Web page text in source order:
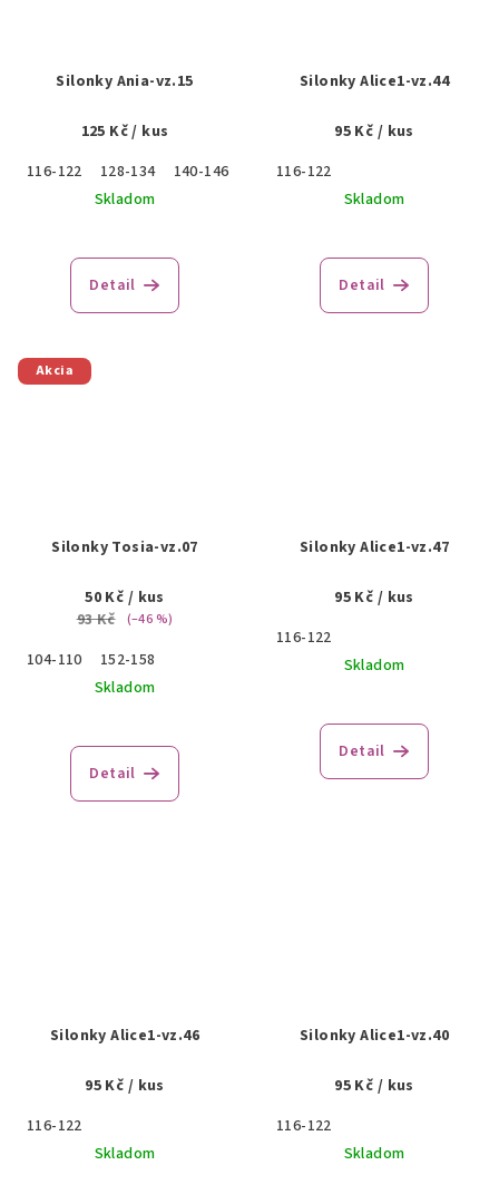
Silonky Ania-vz.15
125 Kč/ kus
116-122
128-134 140-146
152-158
Skladom
Detail
Silonky Alice1-vz.44
95 Kč / kus
116-122
Skladom
Detail
Akcia
Silonky Tosia-vz.07
50 Kč / kus
93 Kč
(–46 %)
104-110
152-158
Skladom
Detail
Silonky Alice1-vz.47
95 Kč / kus
116-122
Skladom
Detail
Silonky Alice1-vz.46
95 Kč / kus
116-122
Skladom
Silonky Alice1-vz.40
95 Kč / kus
116-122
Skladom